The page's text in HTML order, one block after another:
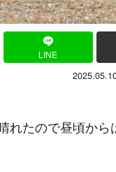
LINE
れたので昼頃から